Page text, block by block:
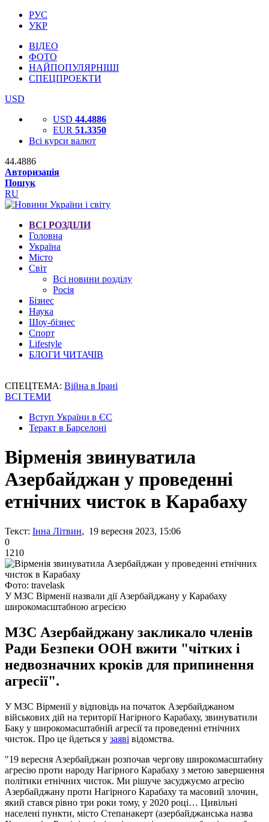
РУС
УКР
ВІДЕО
ФОТО
НАЙПОПУЛЯРНІШІ
СПЕЦПРОЕКТИ
USD
USD 44.4886
EUR 51.3350
Всі курси валют
44.4886
Авторизація
Пошук
RU
ВСІ РОЗДІЛИ
Головна
Україна
Місто
Світ
Всі новини розділу
Росія
Бізнес
Наука
Шоу-бізнес
Спорт
Lifestyle
БЛОГИ ЧИТАЧІВ
СПЕЦТЕМА: Війна в Ірані
ВСІ ТЕМИ
Вступ України в ЄС
Теракт в Барселоні
Вірменія звинуватила
Азербайджан у проведенні
етнічних чисток в Карабаху
Текст: Інна Літвин, 19 вересня 2023, 15:06
0
1210
Фото: travelask
У МЗС Вірменії назвали дії Азербайджану у Карабаху
широкомасштабною агресією
МЗС Азербайджану закликало членів
Ради Безпеки ООН вжити "чітких і
недвозначних кроків для припинення
агресії".
У МЗС Вірменії у відповідь на початок Азербайджаном
військових дій на території Нагірного Карабаху, звинуватили
Баку у широкомасштабній агресії та проведенні етнічних
чисток. Про це йдеться у заяві відомства.
"19 вересня Азербайджан розпочав чергову широкомасштабну
агресію проти народу Нагірного Карабаху з метою завершення
політики етнічних чисток. Ми рішуче засуджуємо агресію
Азербайджану проти Нагірного Карабаху та масовий злочин,
який стався рівно три роки тому, у 2020 році… Цивільні
населені пункти, місто Степанакерт (азербайджанська назва